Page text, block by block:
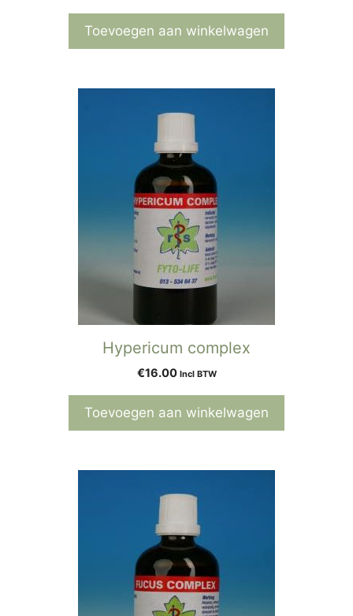
Toevoegen aan winkelwagen
Hypericum complex
€16.00 Incl BTW
Toevoegen aan winkelwagen